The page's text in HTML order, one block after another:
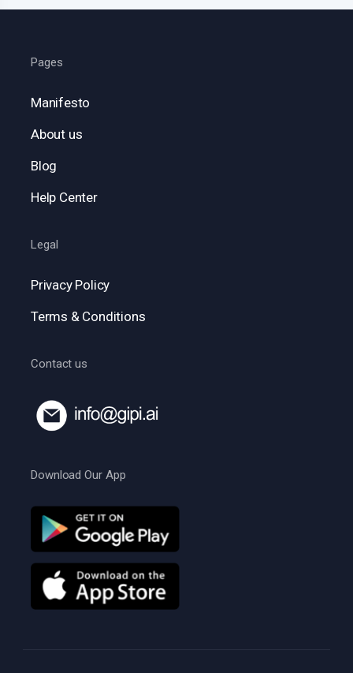
Pages
Manifesto
About us
Blog
Help Center
Legal
Privacy Policy
Terms & Conditions
Contact us
Download Our App